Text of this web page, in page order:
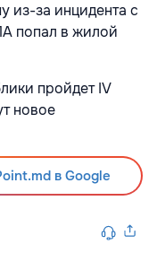
из-за инцидента с
попал в жилой
пройдет IV
новое
в Google